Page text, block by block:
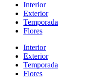
Interior
Exterior
Temporada
Flores
Interior
Exterior
Temporada
Flores